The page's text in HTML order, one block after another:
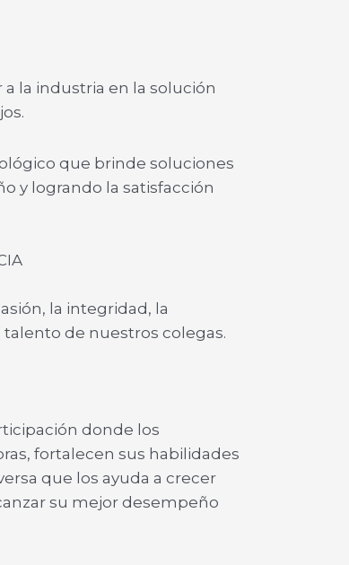
la industria en la solución
que brinde soluciones
y logrando la satisfacción
la integridad, la
de nuestros colegas.
donde los
fortalecen sus habilidades
que los ayuda a crecer
su mejor desempeño